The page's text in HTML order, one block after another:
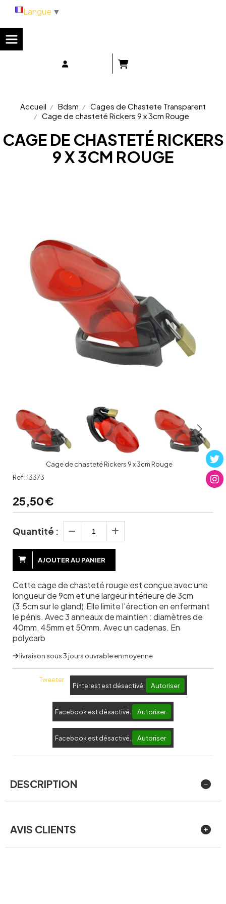
Accueil Bdsm
Cages de Chastete Transparent
Cage de chasteté Rickers 9 x 3cm Rouge
CAGE DE CHASTETÉ RICKERS
9 X 3CM ROUGE
Cage de chasteté Rickers 9 x 3cm Rouge
Ref :13373
25,50€
Quantité :
AJOUTER AU PANIER
Cette cage de chasteté rouge est conçue avec une
longueur de 9cm et une largeur intérieure de 3cm
(3.5cm sur le gland).Elle limite l'érection en enfermant
le pénis. Avec 3 anneaux de maintien : diamètres de
40mm, 45mm et 50mm. Avec un cadenas. En
polycarb
livraison sous 3 jours ouvrable en moyenne
Tweeter
Pinterest est désactivé. Autoriser
Facebook est désactivé. Autoriser
Facebook est désactivé. Autoriser
DESCRIPTION
AVIS CLIENTS
Langue ▼